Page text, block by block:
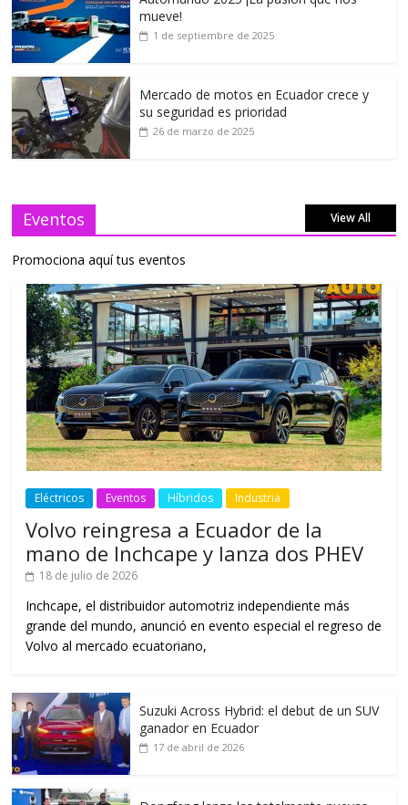
mueve!
1 de septiembre de 2025
Mercado de motos en Ecuador crece y
su seguridad es prioridad
26 de marzo de 2025
Eventos View All
Promociona aquí tus eventos
Eléctricos Eventos Híbridos Industria
Volvo reingresa a Ecuador de la
mano de Inchcape y lanza dos PHEV
18 de julio de 2026
Inchcape, el distribuidor automotriz independiente más
grande del mundo, anunció en evento especial el regreso de
Volvo al mercado ecuatoriano,
Suzuki Across Hybrid: el debut de un SUV
ganador en Ecuador
17 de abril de 2026